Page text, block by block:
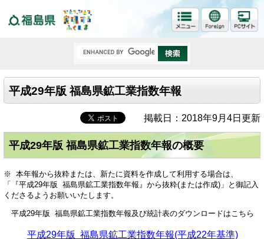
平成29年版 福島県鉱工業指数年報
掲載日：2018年9月4日更新
平成29年版 福島県鉱工業指数年報の概要
※ 本年報から抜粋または、新たに資料を作成して利用する場合は、
「『平成29年版 福島県鉱工業指数年報』から抜粋(または作成)」と御記入
くださるようお願いいたします。
平成29年版 福島県鉱工業指数年報及び統計表のダウンロードはこちら
平成29年版 福島県鉱工業指数年報(平成22年基準)